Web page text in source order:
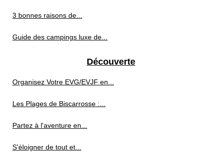
3 bonnes raisons de...
Guide des campings luxe de...
Découverte
Organisez Votre EVG/EVJF en...
Les Plages de Biscarrosse :...
Partez à l'aventure en...
S'éloigner de tout et...